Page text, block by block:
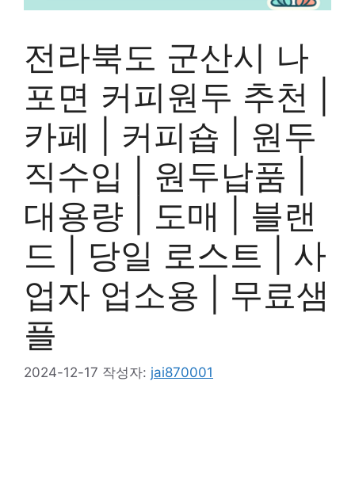
전라북도 군산시 나
포면 커피원두 추천 |
카페 | 커피숍 | 원두
직수입 | 원두납품 |
대용량 | 도매 | 블랜
드 | 당일 로스트 | 사
업자 업소용 | 무료샘
플
2024-12-17 작성자: jai870001